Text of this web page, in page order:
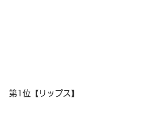
第1位【リップス】